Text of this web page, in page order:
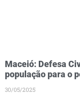
Maceió: Defesa
população para o
30/05/2025